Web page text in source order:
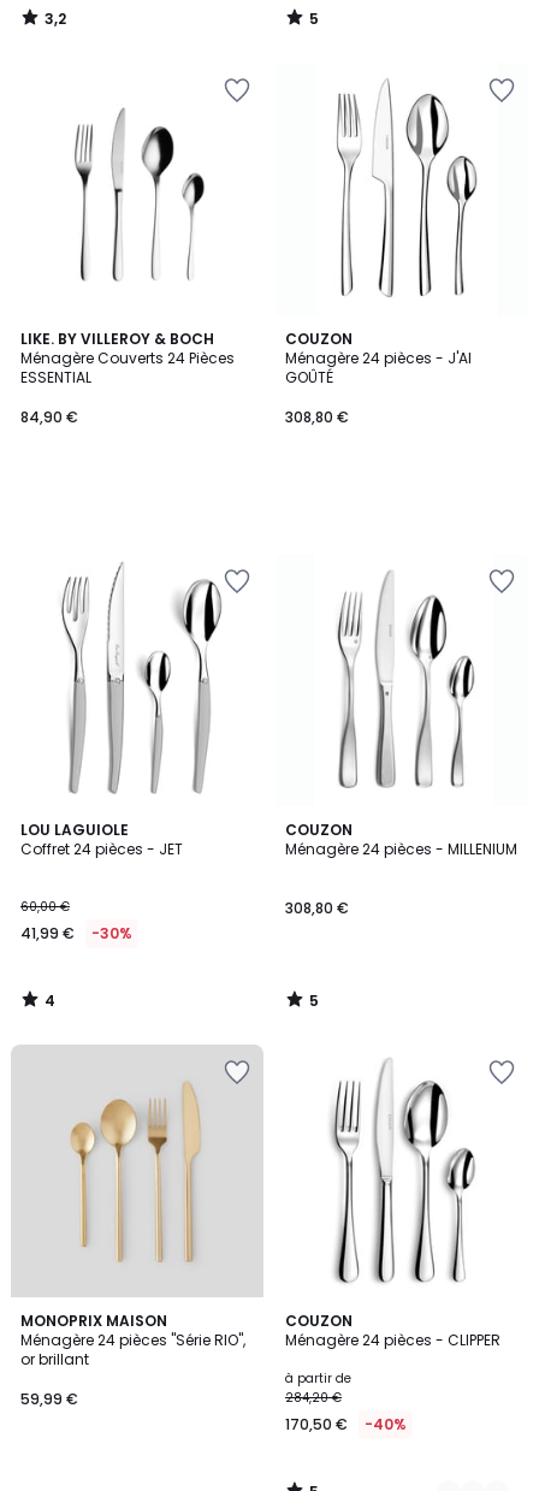
3,2
/
5
/
LIKE. BY VILLEROY & BOCH
Ménagère Couverts 24 Pièces
ESSENTIAL
84,90 €
COUZON
Ménagère 24 pièces - J'AI
GOÛTÉ
308,80 €
LOU LAGUIOLE
Coffret 24 pièces - JET
60,00 €
41,99 € -30%
4
/
4
/
COUZON
Ménagère 24 pièces - MILLENIUM
308,80 €
5
/
5
/
MONOPRIX MAISON
Ménagère 24 pièces "Série RIO",
or brillant
59,99 €
COUZON
Ménagère 24 pièces - CLIPPER
à partir de
284,20 €
170,50 € -40%
5
/
3
Couleurs